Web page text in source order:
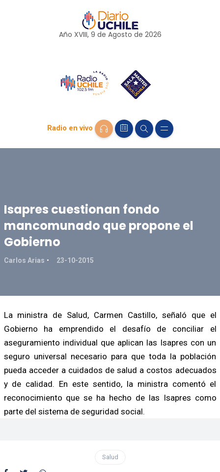
Año XVIII, 9 de Agosto de 2026
Radio en vivo
Isapres cuestionan fondo
mancomunado que propone el
Gobierno
Carlos Arias 23-10-2015
La ministra de Salud, Carmen Castillo, señaló que el
Gobierno ha emprendido el desafío de conciliar el
aseguramiento individual que aplican las Isapres con un
seguro universal necesario para que toda la población
pueda acceder a cuidados de salud a costos adecuados
y de calidad. En este sentido, la ministra comentó el
reconocimiento que se ha hecho de las Isapres como
parte del sistema de seguridad social.
Salud